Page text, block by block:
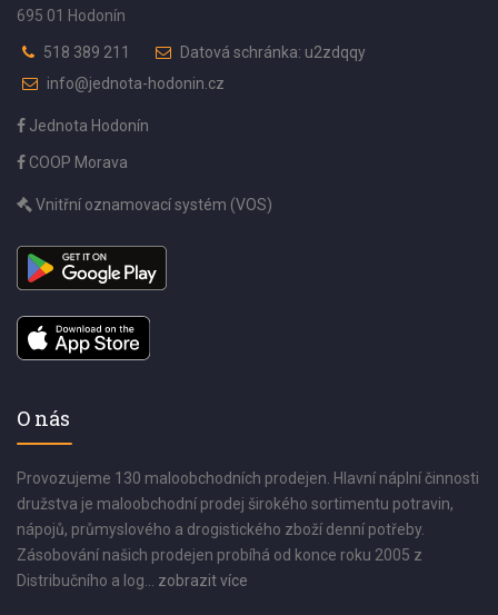
695 01 Hodonín
518 389 211
Datová schránka: u2zdqqy
info@jednota-hodonin.cz
Jednota Hodonín
COOP Morava
Vnitřní oznamovací systém (VOS)
O nás
Provozujeme 130 maloobchodních prodejen. Hlavní náplní činnosti
družstva je maloobchodní prodej širokého sortimentu potravin,
nápojů, průmyslového a drogistického zboží denní potřeby.
Zásobování našich prodejen probíhá od konce roku 2005 z
Distribučního a log... zobrazit více